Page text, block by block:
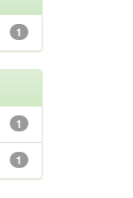
1
1
1